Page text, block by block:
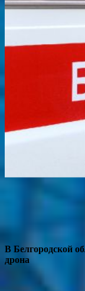
В Белгородской
дрона